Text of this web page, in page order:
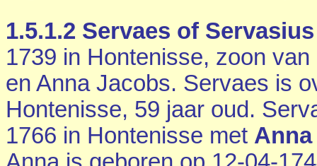
1.5.1.2 Servaes of
1739 in Hontenisse, zoon
en Anna Jacobs. Servaes is
Hontenisse, 59 jaar oud.
1766 in Hontenisse met